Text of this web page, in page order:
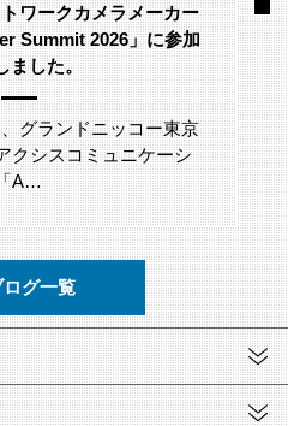
ワークカメラメーカー
Summit 2026」に参加
ました。
グランドニッコー東京
クシスコミュニケーシ
A…
ログ一覧